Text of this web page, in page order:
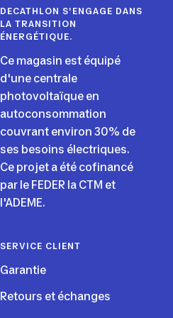
DECATHLON S'ENGAGE DANS
LA TRANSITION
ÉNERGÉTIQUE.
Ce magasin est équipé
d'une centrale
photovoltaïque en
autoconsommation
couvrant environ 30% de
ses besoins électriques.
Ce projet a été cofinancé
par le FEDER la CTM et
l'ADEME.
SERVICE CLIENT
Garantie
Retours et échanges